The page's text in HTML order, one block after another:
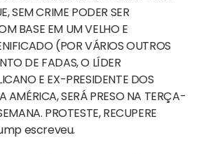
SEM CRIME PODER SER
BASE EM UM VELHO E
(POR VÁRIOS OUTROS
DE FADAS, O LÍDER
E EX-PRESIDENTE DOS
AMÉRICA, SERÁ PRESO NA TERÇA-
PROTESTE, RECUPERE
escreveu.